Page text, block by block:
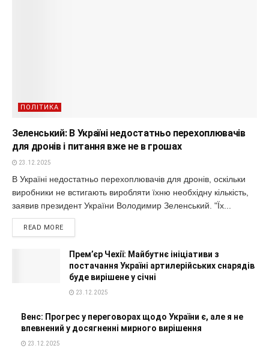
ПОЛІТИКА
Зеленський: В Україні недостатньо перехоплювачів
для дронів і питання вже не в грошах
23.12.2025
В Україні недостатньо перехоплювачів для дронів, оскільки
виробники не встигають виробляти їхню необхідну кількість,
заявив президент України Володимир Зеленський. "Їх...
READ MORE
Прем’єр Чехії: Майбутнє ініціативи з
постачання Україні артилерійських снарядів
буде вирішене у січні
23.12.2025
Венс: Прогрес у переговорах щодо України є, але я не
впевнений у досягненні мирного вирішення
23.12.2025